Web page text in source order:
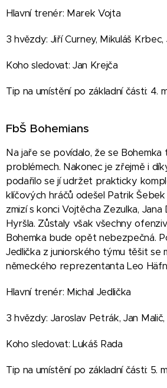
Hlavní trenér: Marek Vojta
3 hvězdy: Jiří Curney, Mikuláš
Koho sledovat: Jan Krejča
Tip na umístění po základní části: 4.
FbŠ Bohemians
Na jaře se povídalo, že se Bohemka
problémech. Nakonec je zřejmě i
podařilo se jí udržet prakticky
klíčových hráčů odešel Patrik
zmizí s konci Vojtěcha Zezulka, Jana
Hyršla. Zůstaly však všechny
Bohemka bude opět nebezpečná.
Jedlička z juniorského týmu těšit se
německého reprezentanta Leo
Hlavní trenér: Michal Jedlička
3 hvězdy: Jaroslav Petrák, Jan
Koho sledovat: Lukáš Rada
Tip na umístění po základní části: 5.